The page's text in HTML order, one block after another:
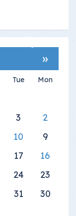
«
Mon
Tue
2
3
9
10
16
17
23
24
30
31